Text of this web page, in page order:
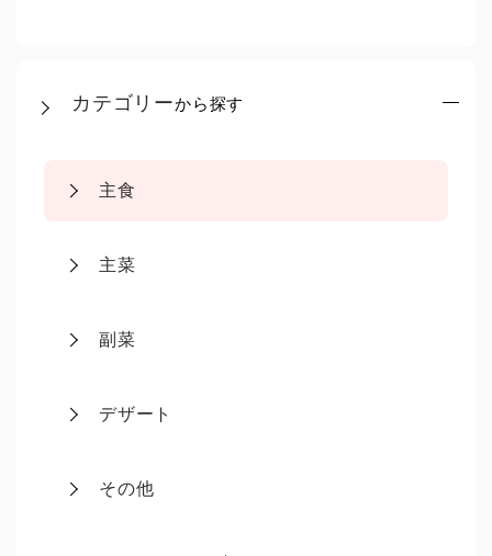
カテゴリーから探す
主食
主菜
副菜
デザート
その他